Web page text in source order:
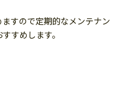
すので定期的なメンテナン
すめします。